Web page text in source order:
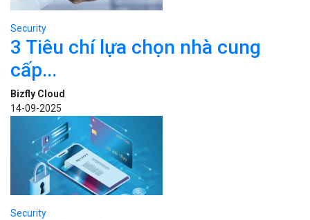
Security
3 Tiêu chí lựa chọn nhà cung
cấp...
Bizfly Cloud
14-09-2025
Security